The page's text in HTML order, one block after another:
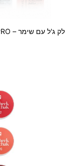
לק ג'ל עם שימר – ZERO PRO